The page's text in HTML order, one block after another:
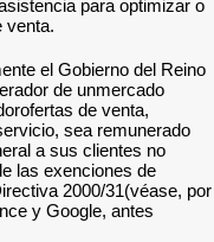
para optimizar o
venta.
el Gobierno del Reino
de unmercado
de venta,
sea remunerado
a sus clientes no
las exenciones de
2000/31(véase, por
y Google, antes